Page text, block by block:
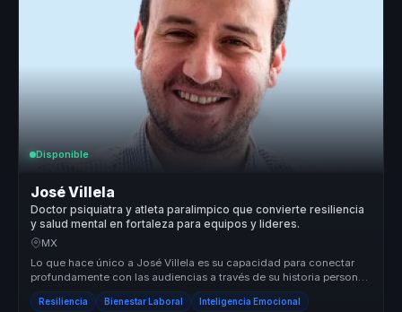
Disponible
José Villela
Doctor psiquiatra y atleta paralimpico que convierte resiliencia
y salud mental en fortaleza para equipos y lideres.
MX
Lo que hace único a José Villela es su capacidad para conectar
profundamente con las audiencias a través de su historia personal
de super...
Resiliencia Bienestar Laboral Inteligencia Emocional